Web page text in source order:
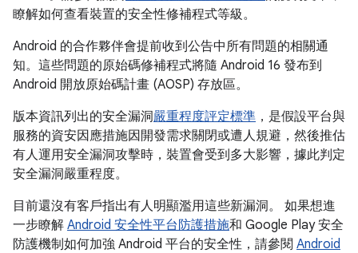
瞭解如何查看裝置的安全性修補程式等級。
Android 的合作夥伴會提前收到公告中所有問題的相關通
知。這些問題的原始碼修補程式將隨 Android 16 發布到
Android 開放原始碼計畫 (AOSP) 存放區。
版本資訊列出的安全漏洞嚴重程度評定標準 ，是假設平台與
服務的資安因應措施因開發需求關閉或遭人規避，然後推估
有人運用安全漏洞攻擊時，裝置會受到多大影響，據此判定
安全漏洞嚴重程度。
目前還沒有客戶指出有人明顯濫用這些新漏洞。 如果想進
一步瞭解 Android 安全性平台防護措施和 Google Play 安全
防護機制如何加強 Android 平台的安全性，請參閱 Android